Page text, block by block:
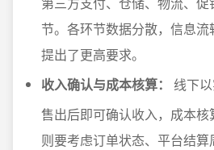
节。各环节数据分散，信息
提出了更高要求。
收入确认与成本核算：
线下
售出后即可确认收入，成本
则要考虑订单状态、平台结